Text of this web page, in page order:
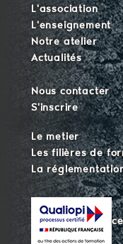
L'association
L'enseignement
Notre atelier
Actualités
Nous contacter
S'inscrire
Le metier
Les filières de
La